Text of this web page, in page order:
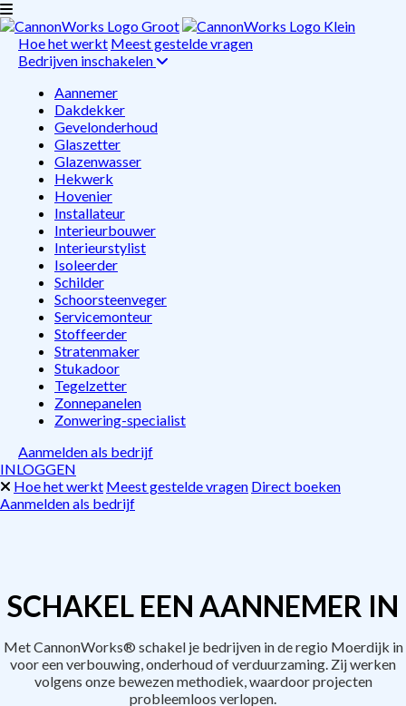
Hoe het werkt Meest gestelde vragen
Bedrijven inschakelen
Aannemer
Dakdekker
Gevelonderhoud
Glaszetter
Glazenwasser
Hekwerk
Hovenier
Installateur
Interieurbouwer
Interieurstylist
Isoleerder
Schilder
Schoorsteenveger
Servicemonteur
Stoffeerder
Stratenmaker
Stukadoor
Tegelzetter
Zonnepanelen
Zonwering-specialist
Aanmelden als bedrijf
INLOGGEN
Hoe het werkt Meest gestelde vragen Direct boeken
Aanmelden als bedrijf
SCHAKEL EEN AANNEMER IN
Met CannonWorks® schakel je bedrijven in de regio Moerdijk in
voor een verbouwing, onderhoud of verduurzaming. Zij werken
volgens onze bewezen methodiek, waardoor projecten
probleemloos verlopen.